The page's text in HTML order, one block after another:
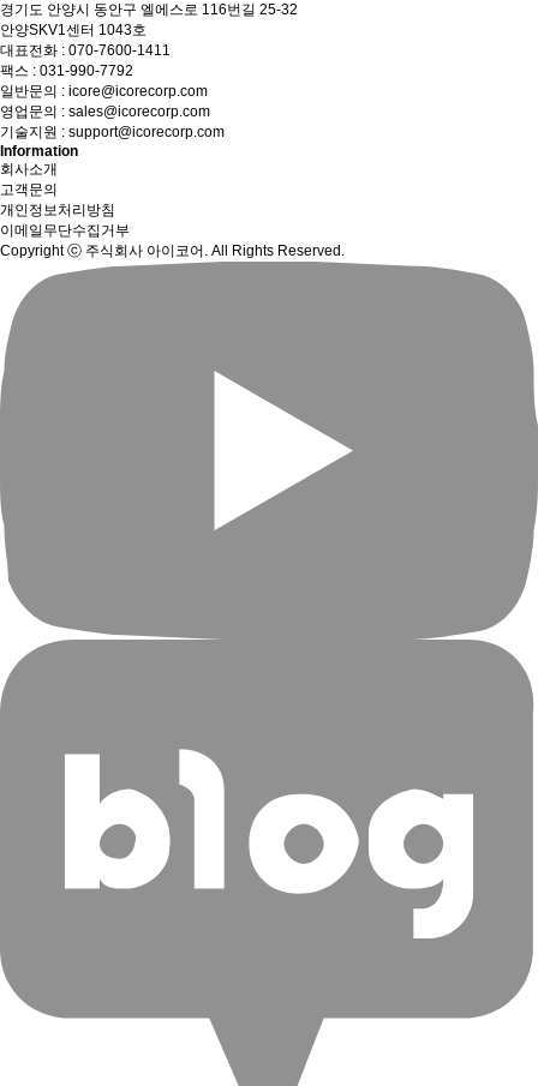
경기도 안양시 동안구 엘에스로 116번길 25-32
안양SKV1센터 1043호
대표전화 : 070-7600-1411
팩스 : 031-990-7792
일반문의 : icore@icorecorp.com
영업문의 : sales@icorecorp.com
기술지원 : support@icorecorp.com
Information
회사소개
고객문의
개인정보처리방침
이메일무단수집거부
Copyright ⓒ 주식회사 아이코어. All Rights Reserved.